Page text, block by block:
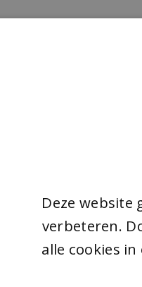
Deze
verbeteren.
alle cookies